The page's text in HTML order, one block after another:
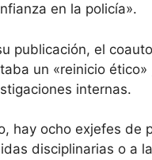
en la policía».
publicación, el
un «reinicio ético»
internas.
hay ocho exjefes de
disciplinarias o a